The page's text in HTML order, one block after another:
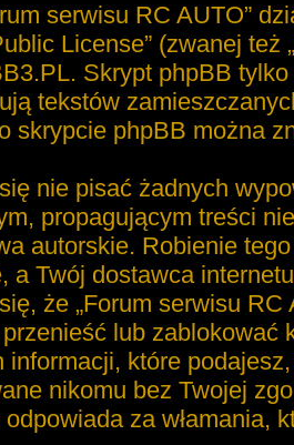
serwisu RC AUTO”
License” (zwanej też
. Skrypt phpBB
tekstów
skrypcie phpBB można
nie pisać żadnych
propagującym treści
autorskie. Robienie
a Twój dostawca
że „Forum serwisu
lub zablokować
informacji, które
nikomu bez Twojej
za włamania,